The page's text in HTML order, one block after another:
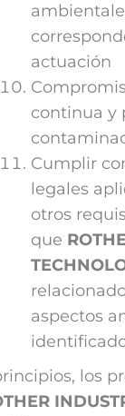
actuación
continua y
Cumplir
legales
otros
que
aspectos
los